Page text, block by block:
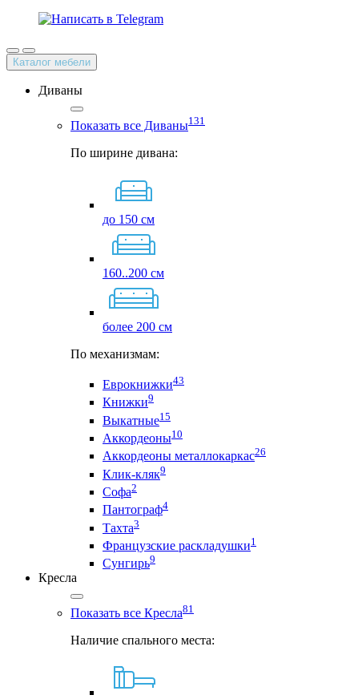
Каталог мебели
Диваны
Показать все Диваны131
По ширине дивана:
до 150 см
160..200 см
более 200 см
По механизмам:
Еврокнижки43
Книжки9
Выкатные15
Аккордеоны10
Аккордеоны металлокаркас26
Клик-кляк9
Софа2
Пантограф4
Тахта3
Французские раскладушки1
Сунгирь9
Кресла
Показать все Кресла81
Наличие спального места: